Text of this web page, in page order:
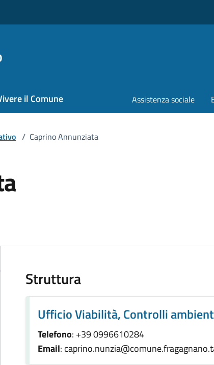
il Comune Assistenza sociale
/ Caprino Annunziata
Struttura
Ufficio Viabilità, Controlli
Telefono: +39 0996610284
Email: